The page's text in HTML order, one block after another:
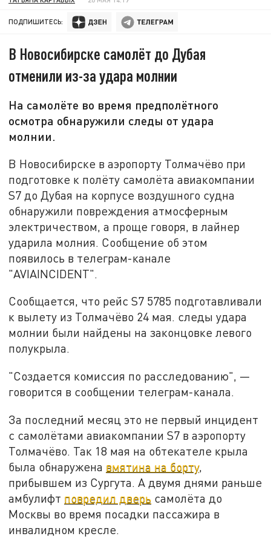
ПОДПИШИТЕСЬ:
В Новосибирске самолёт до Дубая
отменили из-за удара молнии
На самолёте во время предполётного
осмотра обнаружили следы от удара
молнии.
В Новосибирске в аэропорту Толмачёво при
подготовке к полёту самолёта авиакомпании
S7 до Дубая на корпусе воздушного судна
обнаружили повреждения атмосферным
электричеством, а проще говоря, в лайнер
ударила молния. Сообщение об этом
появилось в телеграм-канале
"AVIAINCIDENT".
Сообщается, что рейс S7 5785 подготавливали
к вылету из Толмачёво 24 мая. следы удара
молнии были найдены на законцовке левого
полукрыла.
"Создается комиссия по расследованию", —
говорится в сообщении телеграм-канала.
За последний месяц это не первый инцидент
с самолётами авиакомпании S7 в аэропорту
Толмачёво. Так 18 мая на обтекателе крыла
была обнаружена вмятина на борту,
прибывшем из Сургута. А двумя днями раньше
амбулифт повредил дверь самолёта до
Москвы во время посадки пассажира в
инвалидном кресле.